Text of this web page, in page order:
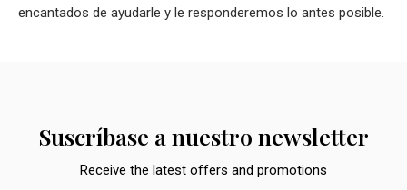
encantados de ayudarle y le responderemos lo antes posible.
Suscríbase a nuestro newsletter
Receive the latest offers and promotions